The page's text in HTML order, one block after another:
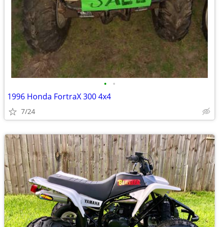
• •
1996 Honda FortraX 300 4x4
7/24